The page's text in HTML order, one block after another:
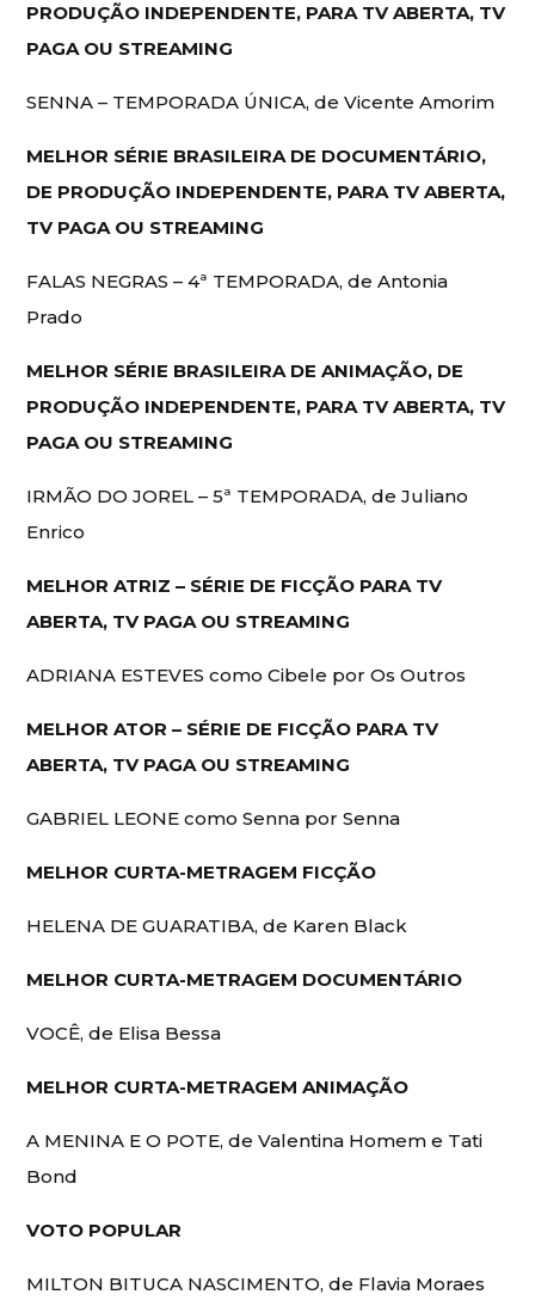
PRODUÇÃO INDEPENDENTE, PARA TV ABERTA, TV
PAGA OU STREAMING
SENNA – TEMPORADA ÚNICA, de Vicente Amorim
MELHOR SÉRIE BRASILEIRA DE DOCUMENTÁRIO,
DE PRODUÇÃO INDEPENDENTE, PARA TV ABERTA,
TV PAGA OU STREAMING
FALAS NEGRAS – 4ª TEMPORADA, de Antonia
Prado
MELHOR SÉRIE BRASILEIRA DE ANIMAÇÃO, DE
PRODUÇÃO INDEPENDENTE, PARA TV ABERTA, TV
PAGA OU STREAMING
IRMÃO DO JOREL – 5ª TEMPORADA, de Juliano
Enrico
MELHOR ATRIZ – SÉRIE DE FICÇÃO PARA TV
ABERTA, TV PAGA OU STREAMING
ADRIANA ESTEVES como Cibele por Os Outros
MELHOR ATOR – SÉRIE DE FICÇÃO PARA TV
ABERTA, TV PAGA OU STREAMING
GABRIEL LEONE como Senna por Senna
MELHOR CURTA-METRAGEM FICÇÃO
HELENA DE GUARATIBA, de Karen Black
MELHOR CURTA-METRAGEM DOCUMENTÁRIO
VOCÊ, de Elisa Bessa
MELHOR CURTA-METRAGEM ANIMAÇÃO
A MENINA E O POTE, de Valentina Homem e Tati
Bond
VOTO POPULAR
MILTON BITUCA NASCIMENTO, de Flavia Moraes